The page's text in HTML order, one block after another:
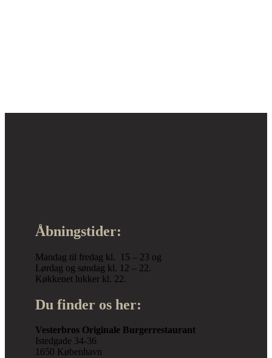
Åbningstider:
Mandag til fredag kl. 15 – 23 og
Lørdag og søndag kl. 12 – 22.
Køkkenet lukker kl. 22.
Du finder os her:
Vesterbros Originale Burgerrestaurant
Istedgade 34-36
1650 København